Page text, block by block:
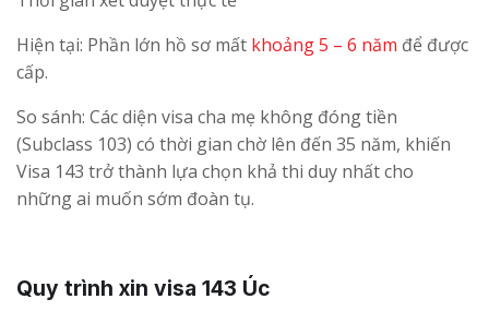
Hiện tại: Phần lớn hồ sơ mất khoảng 5 – 6 năm để được
cấp.
So sánh: Các diện visa cha mẹ không đóng tiền
(Subclass 103) có thời gian chờ lên đến 35 năm, khiến
Visa 143 trở thành lựa chọn khả thi duy nhất cho
những ai muốn sớm đoàn tụ.
Quy trình xin visa 143 Úc